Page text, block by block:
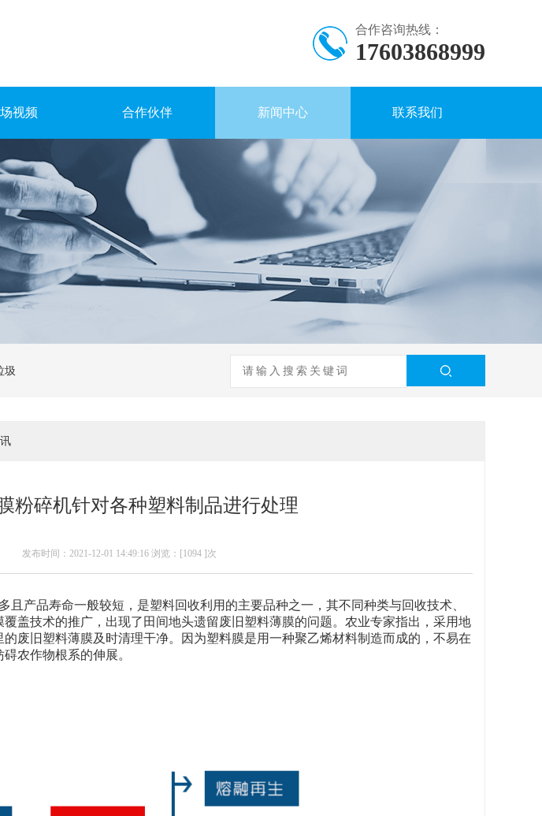
合作咨询热线：
17603868999
视频 合作伙伴 新闻中心 联系我们
圾
粉碎机针对各种塑料制品进行处理
发布时间：2021-12-01 14:49:16 浏览：[1094 ]次
且产品寿命一般较短，是塑料回收利用的主要品种之一，其不同种类与回收技术、
盖技术的推广，出现了田间地头遗留废旧塑料薄膜的问题。农业专家指出，采用地
废旧塑料薄膜及时清理干净。因为塑料膜是用一种聚乙烯材料制造而成的，不易在
农作物根系的伸展。